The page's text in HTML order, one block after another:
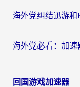
回国游戏加速器